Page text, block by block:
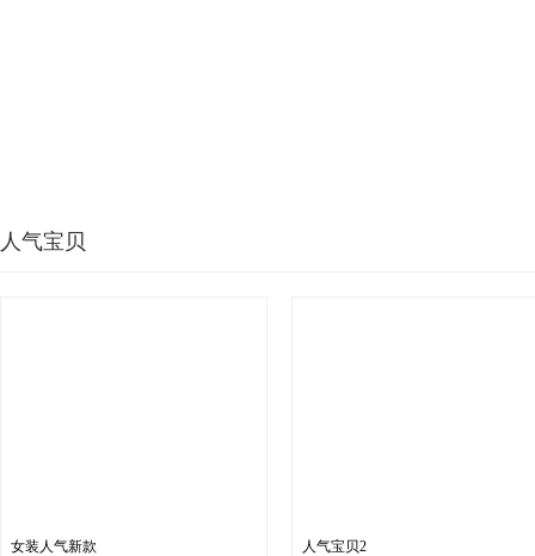
人气宝贝
女装人气新款 人气宝贝2